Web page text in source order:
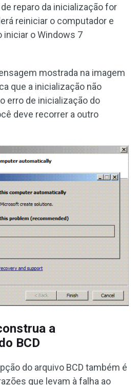
reparo da inicialização for
reiniciar o computador e
iniciar o Windows 7
mostrada na imagem
que a inicialização não
erro de inicialização do
deve recorrer a outro
a
BCD
do arquivo BCD também é
que levam à falha ao